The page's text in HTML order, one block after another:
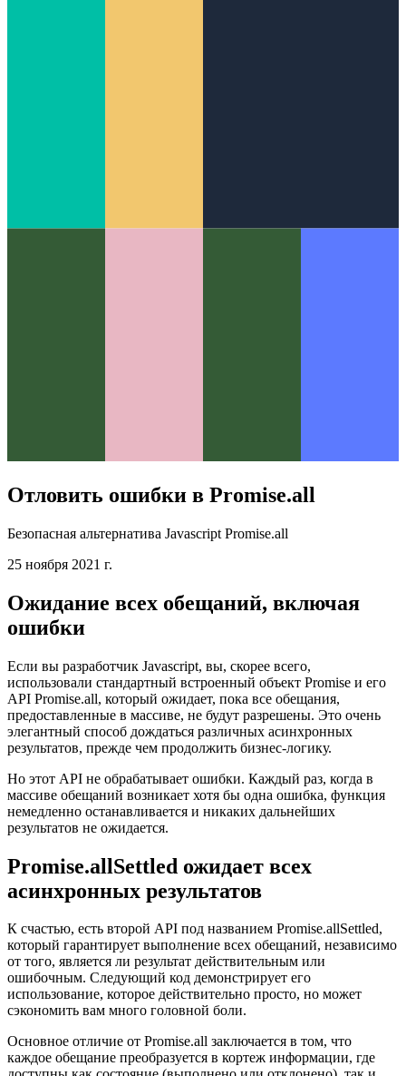
Отловить ошибки в Promise.all
Безопасная альтернатива Javascript Promise.all
25 ноября 2021 г.
ошибки
Если вы разработчик Javascript, вы, скорее всего,
использовали стандартный встроенный объект Promise и его
API Promise.all, который ожидает, пока все обещания,
предоставленные в массиве, не будут разрешены. Это очень
элегантный способ дождаться различных асинхронных
результатов, прежде чем продолжить бизнес-логику.
Но этот API не обрабатывает ошибки. Каждый раз, когда в
массиве обещаний возникает хотя бы одна ошибка, функция
немедленно останавливается и никаких дальнейших
результатов не ожидается.
Promise.allSettled ожидает всех
асинхронных результатов
К счастью, есть второй API под названием Promise.allSettled,
который гарантирует выполнение всех обещаний, независимо
от того, является ли результат действительным или
использование, которое действительно просто, но может
сэкономить вам много головной боли.